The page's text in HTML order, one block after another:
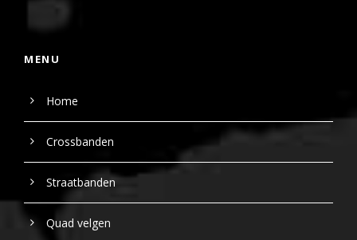
MENU
Home
Crossbanden
Straatbanden
Quad velgen